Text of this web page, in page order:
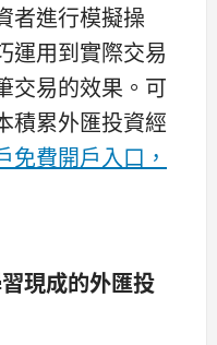
者進行模擬操
運用到實際交易
交易的效果。可
積累外匯投資經
免費開戶入口，
現成的外匯投